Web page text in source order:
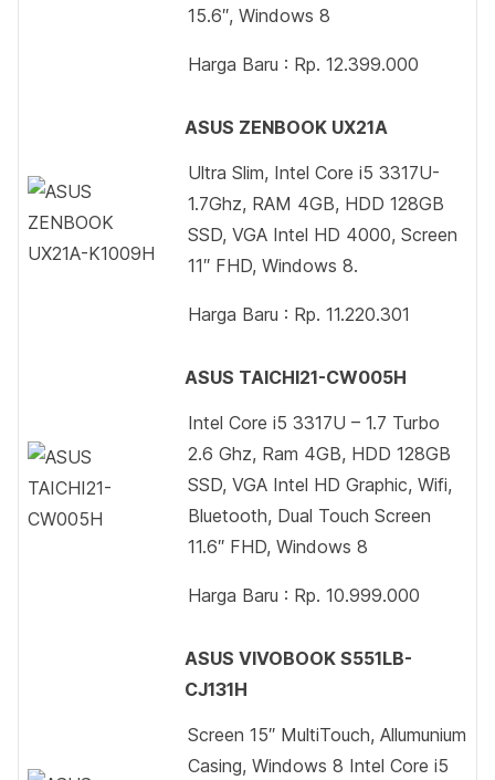
15.6″, Windows 8
Harga Baru : Rp. 12.399.000
ASUS ZENBOOK UX21A
Ultra Slim, Intel Core i5 3317U-
1.7Ghz, RAM 4GB, HDD 128GB
SSD, VGA Intel HD 4000, Screen
11″ FHD, Windows 8.
Harga Baru : Rp. 11.220.301
ASUS TAICHI21-CW005H
Intel Core i5 3317U – 1.7 Turbo
2.6 Ghz, Ram 4GB, HDD 128GB
SSD, VGA Intel HD Graphic, Wifi,
Bluetooth, Dual Touch Screen
11.6″ FHD, Windows 8
Harga Baru : Rp. 10.999.000
ASUS VIVOBOOK S551LB-
CJ131H
Screen 15″ MultiTouch, Allumunium
Casing, Windows 8 Intel Core i5